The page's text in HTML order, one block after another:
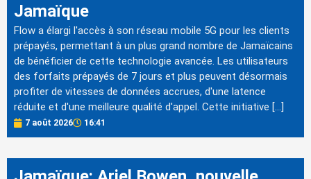
Jamaïque
Flow a élargi l'accès à son réseau mobile 5G pour les clients
prépayés, permettant à un plus grand nombre de Jamaïcains
de bénéficier de cette technologie avancée. Les utilisateurs
des forfaits prépayés de 7 jours et plus peuvent désormais
profiter de vitesses de données accrues, d'une latence
réduite et d'une meilleure qualité d'appel. Cette initiative […]
7 août 2026 16:41